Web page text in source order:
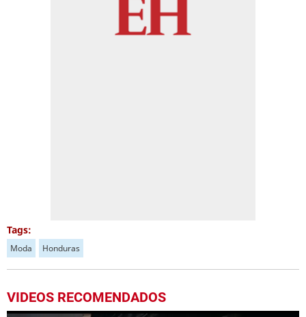
Tags:
Moda Honduras
VIDEOS RECOMENDADOS